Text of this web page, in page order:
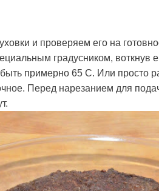
и проверяем его на
градусником, воткнув
примерно 65 C. Или просто
Перед нарезанием для